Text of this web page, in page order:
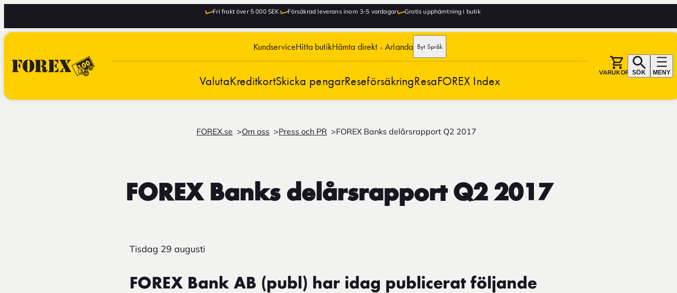
Fri frakt över 5 000 SEK Försäkrad leverans inom 3-5 vardagar Gratis upphämtning i butik
KundserviceHitta butikHämta direkt - Arlanda Byt Språk
ValutaKreditkortSkicka pengarReseförsäkringResaFOREX Index
VARUKORGSÖK MENY
FOREX.se Om oss Press och PR FOREX Banks delårsrapport Q2 2017
FOREX Banks delårsrapport Q2 2017
Tisdag 29 augusti
FOREX Bank AB (publ) har idag publicerat följande